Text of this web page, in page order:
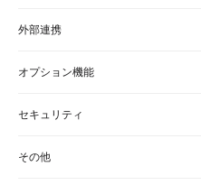
外部連携
オプション機能
セキュリティ
その他